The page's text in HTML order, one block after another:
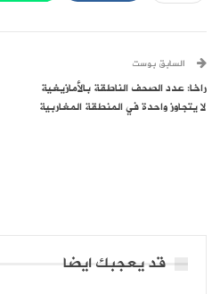
السابق بوست
راخا: عدد الصحف الناطقة بالأمازيغية
لا يتجاوز واحدة في المنطقة المغاربية
قد يعجبك ايضا